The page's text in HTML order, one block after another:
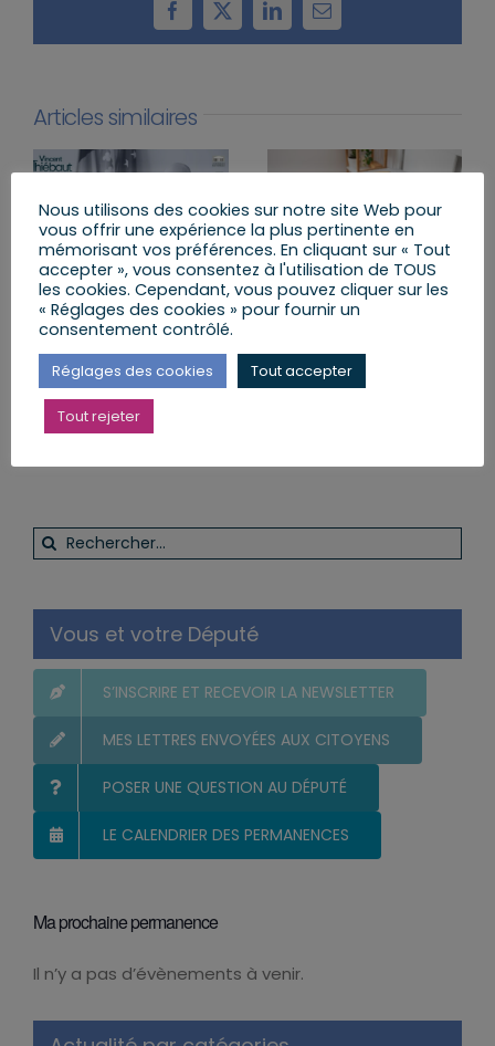
Facebook
X LinkedInEmail
Articles similaires
Agenda du lundi 6 juillet
2026
lundi, 6 Juil 2026
Lutter contre la « fast
adopté à l’unanimité
Rechercher:
Vous et votre Député
S’INSCRIRE ET RECEVOIR LA NEWSLETTER
MES LETTRES ENVOYÉES AUX CITOYENS
POSER UNE QUESTION AU DÉPUTÉ
LE CALENDRIER DES PERMANENCES
Ma prochaine permanence
Notice
Il n’y a pas d’évènements à venir.
Nous utilisons des cookies sur notre site Web pour
vous offrir une expérience la plus pertinente en
mémorisant vos préférences. En cliquant sur « Tout
accepter », vous consentez à l'utilisation de TOUS
les cookies. Cependant, vous pouvez cliquer sur les
« Réglages des cookies » pour fournir un
consentement contrôlé.
Réglages des cookies Tout accepter
Tout rejeter